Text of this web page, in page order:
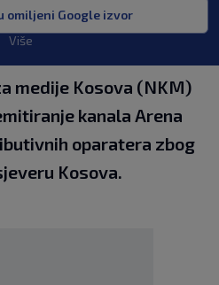
omiljeni Google izvor
Više
medije Kosova (NKM)
kanala Arena
oparatera zbog
Kosova.